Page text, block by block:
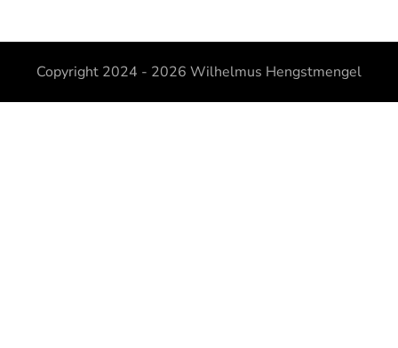
Copyright 2024 - 2026 Wilhelmus Hengstmengel